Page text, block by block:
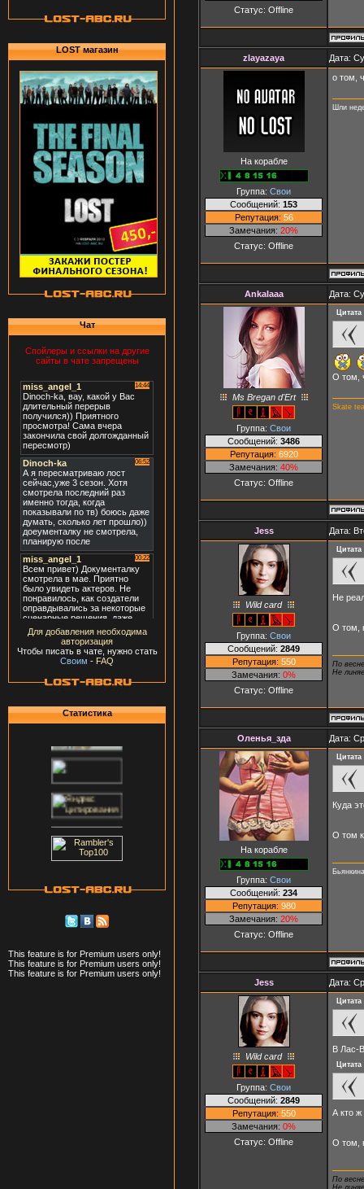
LOST магазин
Чат
Спойлеры и ссылки на другие
сайты в чате запрещены
Для добавления необходима
авторизация
Чтобы писать в чате, нужно стать
Своим - FAQ
Статистика
This feature is for Premium users only!
This feature is for Premium users only!
This feature is for Premium users only!
Статус: Offline
zlayazaya Дата:
На корабле
Группа: Свои
Сообщений: 153
Репутация: 56
Замечания: 20%
Статус: Offline
о том,
Шли
AnkaIaaa Дата:
Ms Bregan d'Ert
Группа: Свои
Сообщений: 3486
Репутация: 6920
Замечания: 40%
Статус: Offline
Цитата
О том,
Skate
Jеss Дата:
Wild card
Группа: Свои
Сообщений: 2849
Репутация: 550
Замечания: 0%
Статус: Offline
Цитата
Не
О том,
По
Не
Оленья_зда Дата:
На корабле
Группа: Свои
Сообщений: 234
Репутация: 980
Замечания: 20%
Статус: Offline
Цитата
Куда
О том
Jеss Дата:
Wild card
Группа: Свои
Сообщений: 2849
Репутация: 550
Замечания: 0%
Статус: Offline
Цитата
В Лас-
Цитата
А кто
О том,
По
Не